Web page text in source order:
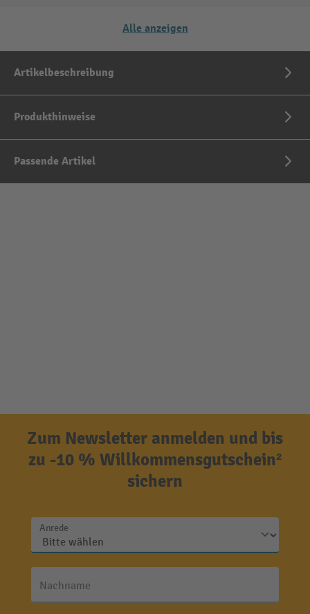
Alle anzeigen
Artikelbeschreibung
Produkthinweise
Passende Artikel
Zum Newsletter anmelden und bis
zu -10 % Willkommensgutschein²
sichern
Anrede
Nachname